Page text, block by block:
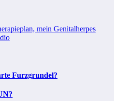
mein Genitalherpes
Furzgrundel?